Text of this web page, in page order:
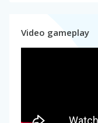
Video gameplay